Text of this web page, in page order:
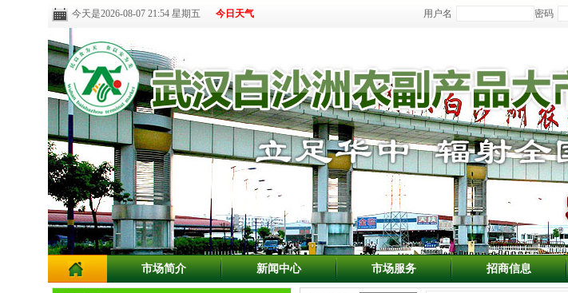
今天是2026-08-07 21:54 星期五 今日天气 用户名 密码
市场简介 新闻中心 市场服务 招商信息